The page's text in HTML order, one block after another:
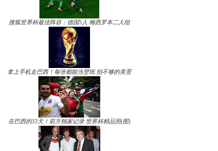
搜狐世界杯最佳阵容：德国5人 梅西罗本二人组
拿上手机走巴西！每张都能当壁纸 拍不够的美景
在巴西的33天！前方独家记录 世界杯精品照(图)